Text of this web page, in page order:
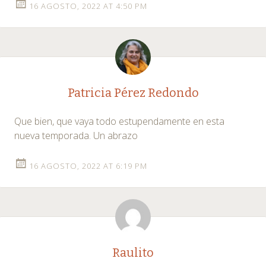
16 AGOSTO, 2022 AT 4:50 PM
Patricia Pérez Redondo
Que bien, que vaya todo estupendamente en esta
nueva temporada. Un abrazo
16 AGOSTO, 2022 AT 6:19 PM
Raulito